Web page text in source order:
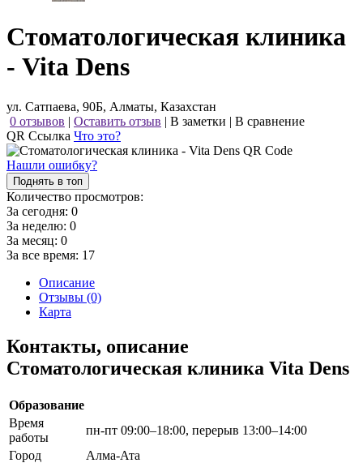
Стоматологическая клиника
- Vita Dens
ул. Сатпаева, 90Б, Алматы, Казахстан
0 отзывов | Оставить отзыв | В заметки | В сравнение
QR Ссылка Что это?
Нашли ошибку?
Поднять в топ
Количество просмотров:
За сегодня: 0
За неделю: 0
За месяц: 0
За все время: 17
Описание
Отзывы (0)
Карта
Контакты, описание
Стоматологическая клиника Vita Dens
Образование
Время
работы
пн-пт 09:00–18:00, перерыв 13:00–14:00
Город
Алма-Ата